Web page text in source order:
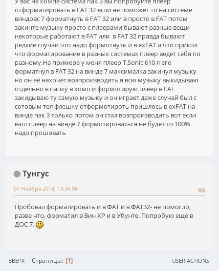
отформатировать в FAT 32 если не поможет то на системе
виндовс 7 форматнуть в FAT 32 или в просто в FAT потом
закинте музыку просто с плеерами бывают разные вещи
некоторые работают в FAT или в FAT 32 правда бывают
редкие случаи что надо формотнуть и в exFAT и что прикол
что форматирование в разных системах плеер ведёт себя по
разному.На примере у меня плеер T.Sonic 610 я его
форматнул в FAT 32 на винде 7 максималка закинул музыку
но он её нехочет возпроизводить я всю музыку выкидываю
отдельно в папку в комп и формотирую плеер в FAT
закидываю ту самую музыку и он играет даже случай был с
сотовым тел флешку отформотироть пришлось в exFAT на
винде пак 3 только потом он стал возпроизводить вот если
ваш плеер на винде 7 формотироваться не будет то 100%
надо прошивать
Тунгус
#6
07 Ноября 2014, 13:36:08
Пробовал форматировать и в ФАТ и в ФАТ32- не помогло,
разве что, форматил в Вин ХР и в Убунте. Попробую еще в
ДОС 7.
ВВЕРХ Страницы 1 USER ACTIONS